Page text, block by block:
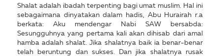
Shalat adalah ibadah terpenting bagi umat muslim. Hal ini
sebagaimana dinyatakan dalam hadis, Abu Hurairah r.a
berkata: Aku mendengar Nabi SAW bersabda:
Sesungguhnya yang pertama kali akan dihisab dari amal
hamba adalah shalat. Jika shalatnya baik ia benar-benar
telah beruntung dan sukses. Dan jika shalatnya rusak